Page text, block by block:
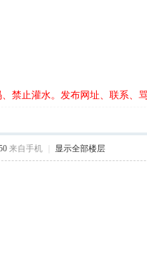
禁止灌水。发布网址、联系、
来自手机 显示全部楼层